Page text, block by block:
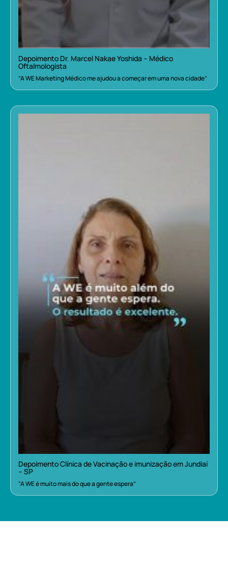
Depoimento Dr. Marcel Nakae Yoshida – Médico
Oftalmologista
“A WE Marketing Médico me ajudou a começar em uma nova cidade”
Depoimento Clínica de Vacinação e imunização em Jundiaí
– SP
“A WE é muito mais do que a gente espera”